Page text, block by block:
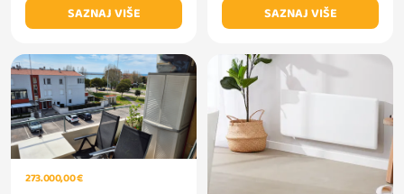
SAZNAJ VIŠE
SAZNAJ VIŠE
273.000,00 €